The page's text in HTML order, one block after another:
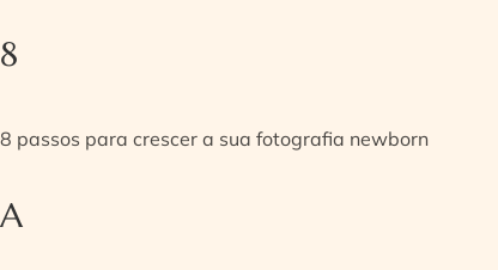
8
8 passos para crescer a sua fotografia newborn
A